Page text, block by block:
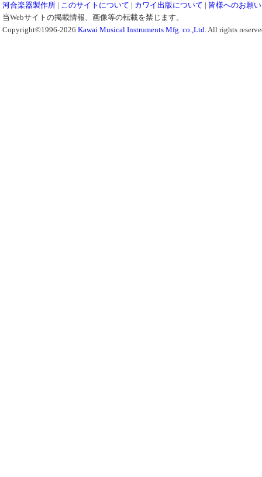
河合楽器製作所 | このサイトについて | カワイ出版について | 皆様へのお願い
当Webサイトの掲載情報、画像等の転載を禁じます。
Copyright©1996-2026 Kawai Musical Instruments Mfg. co.,Ltd.All rights